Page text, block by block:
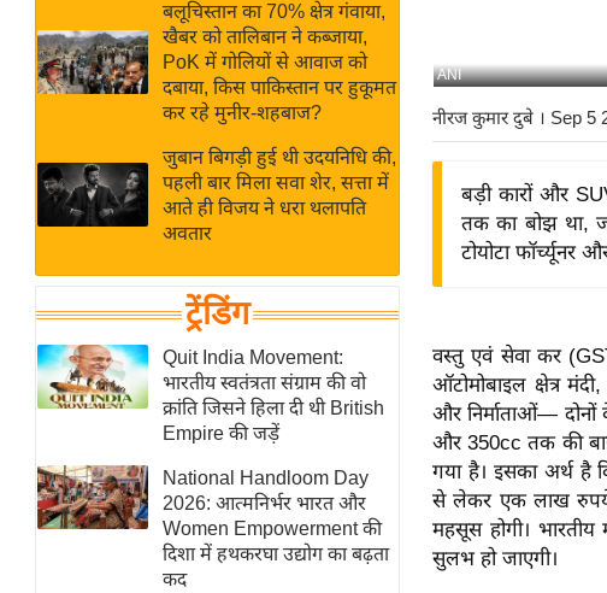
Hindi
Videos
क्रिकेट
IPL
2026
ई-पेपर
मिसाल बेमिसाल
शख्सियत
यंग इंडिया
साहित्य जगत
ऑटो वर्ल्ड
न्यूज ब्रीफ
मनोरंजन जगत
बॉलीवुड
हॉलीवुड
फिल्म समीक्षा
Breaking
बलूचिस्तान का 70% क्षेत्र गंवाया,
खैबर को तालिबान ने कब्जाया,
PoK में गोलियों से आवाज को
दबाया, किस पाकिस्तान पर हुकूमत
कर रहे मुनीर-शहबाज?
जुबान बिगड़ी हुई थी उदयनिधि की,
पहली बार मिला सवा शेर, सत्ता में
आते ही विजय ने धरा थलापति
अवतार
ट्रेंडिंग
Quit India Movement:
भारतीय स्वतंत्रता संग्राम की वो
क्रांति जिसने हिला दी थी British
Empire की जड़ें
National Handloom Day
2026: आत्मनिर्भर भारत और
Women Empowerment की
दिशा में हथकरघा उद्योग का बढ़ता
कद
ANI
नीरज कुमार दुबे । Sep 5
बड़ी कारों और
तक का बोझ था,
टोयोटा
वस्तु एवं सेवा कर
ऑटोमोबाइल क्षेत्र
और निर्माताओं—
और 350cc तक की
गया है। इसका अर्थ है
से लेकर एक लाख रुपये
महसूस होगी।
सुलभ हो जाएगी।